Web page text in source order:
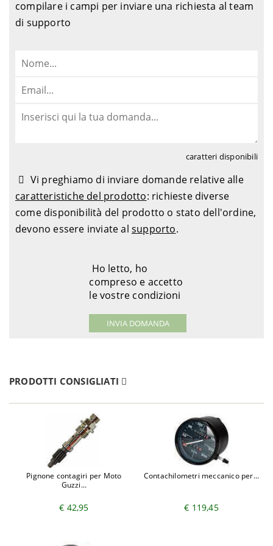
compilare i campi per inviare una richiesta al team
di supporto
caratteri disponibili
Vi preghiamo di inviare domande relative alle
caratteristiche del prodotto: richieste diverse
come disponibilità del prodotto o stato dell'ordine,
devono essere inviate al supporto.
Ho letto, ho
compreso e accetto
le vostre condizioni
PRODOTTI CONSIGLIATI
Pignone contagiri per Moto
Guzzi...
€ 42,95
Contachilometri meccanico per...
€ 119,45